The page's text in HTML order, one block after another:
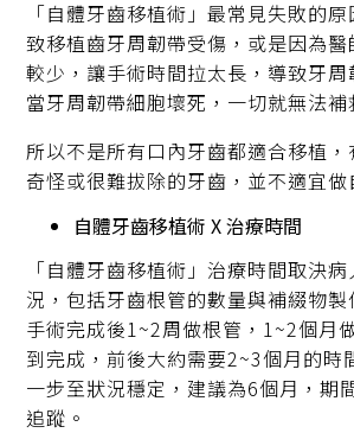
「自體牙齒移植術」最常見失敗的
致移植齒牙周韌帶受傷，或是因為
較少，讓手術時間拉太長，導致牙周
當牙周韌帶細胞壞死，一切就無法補
所以不是所有口內牙齒都適合移植
奇怪或很難拔除的牙齒，並不適宜做
自體牙齒移植術 X 治療時間
「自體牙齒移植術」治療時間取決
況，包括牙齒根管的數量與補綴物製
手術完成後1~2周做根管，1~2個月
到完成，前後大約需要2~3個月的時
一步至狀況穩定，建議為6個月，期
追蹤。